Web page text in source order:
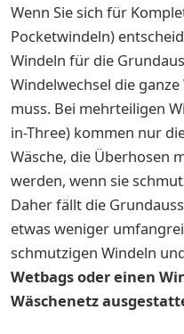
Wenn Sie sich für
Pocketwindeln)
Windeln für die
Windelwechsel die
muss. Bei mehrteiligen
in-Three) kommen nur
Wäsche, die Überhosen
werden, wenn sie
Daher fällt die
etwas weniger
schmutzigen Windeln
Wetbagsoder einen
Wäschenetz